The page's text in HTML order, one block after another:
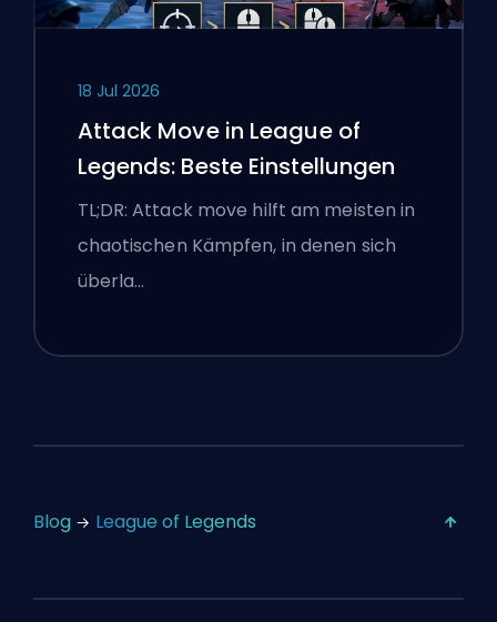
18 Jul 2026
Attack Move in League of
Legends: Beste Einstellungen
TL;DR: Attack move hilft am meisten in
chaotischen Kämpfen, in denen sich
überla…
Blog League of Legends